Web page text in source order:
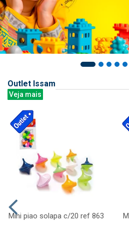
Outlet Issam
Veja mais
Mini piao solapa c/20 ref 863